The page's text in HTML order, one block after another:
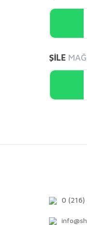
Ürün
Ürün
Ürün
Bu
ŞİLE
0 (216)